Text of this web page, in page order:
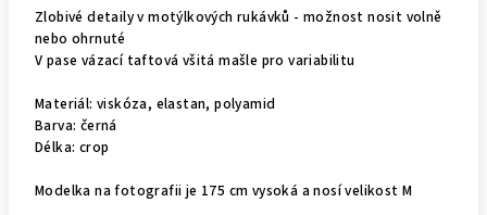
Zlobivé detaily v motýlkových rukávků - možnost nosit volně
nebo ohrnuté
V pase vázací taftová všitá mašle pro variabilitu
Materiál: viskóza, elastan, polyamid
Barva: černá
Délka: crop
Modelka na fotografii je 175 cm vysoká a nosí velikost M